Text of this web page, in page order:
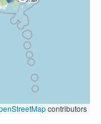
contributors